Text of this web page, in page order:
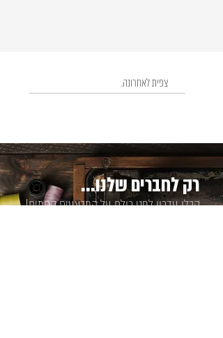
צפית לאחרונה.
קבלו עדכון לפני כולם על המבצעים החמים!
רק לחברים שלנו...